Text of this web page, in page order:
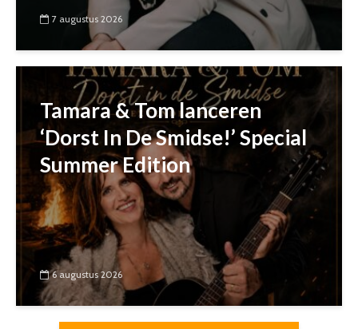
7 augustus 2026
Tamara & Tom lanceren
‘Dorst In De Smidse!’ Special
Summer Edition
6 augustus 2026